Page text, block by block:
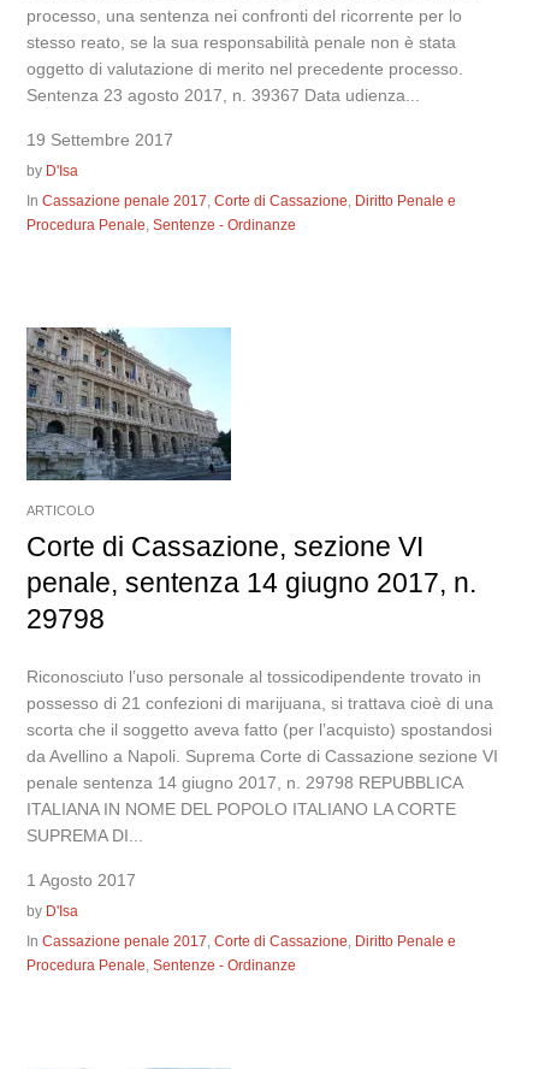
processo, una sentenza nei confronti del ricorrente per lo
stesso reato, se la sua responsabilità penale non è stata
oggetto di valutazione di merito nel precedente processo.
Sentenza 23 agosto 2017, n. 39367 Data udienza...
19 Settembre 2017
by D'Isa
InCassazione penale 2017 ,Corte di Cassazione Diritto Penale e
Procedura Penale ,Sentenze - Ordinanze
ARTICOLO
Corte di Cassazione, sezione VI
penale, sentenza 14 giugno 2017, n.
29798
Riconosciuto l’uso personale al tossicodipendente trovato in
possesso di 21 confezioni di marijuana, si trattava cioè di una
scorta che il soggetto aveva fatto (per l’acquisto) spostandosi
da Avellino a Napoli. Suprema Corte di Cassazione sezione VI
penale sentenza 14 giugno 2017, n. 29798 REPUBBLICA
ITALIANA IN NOME DEL POPOLO ITALIANO LA CORTE
SUPREMA DI...
1 Agosto 2017
by D'Isa
InCassazione penale 2017,Corte di Cassazione, Diritto Penale e
Procedura Penale,Sentenze - Ordinanze